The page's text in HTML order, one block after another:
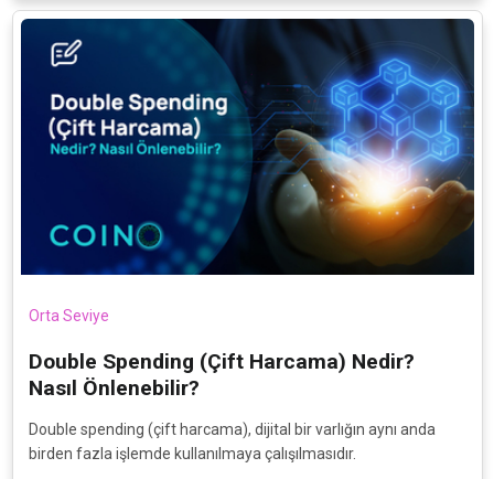
Orta Seviye
Double Spending (Çift Harcama) Nedir?
Nasıl Önlenebilir?
Double spending (çift harcama), dijital bir varlığın aynı anda
birden fazla işlemde kullanılmaya çalışılmasıdır.